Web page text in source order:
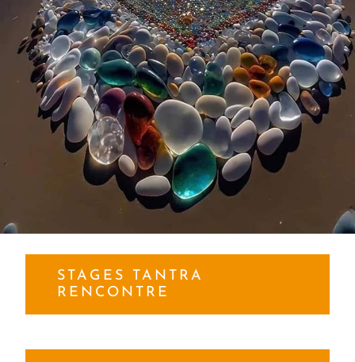
STAGES TANTRA
RENCONTRE